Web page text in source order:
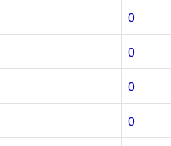
0
0
0
0